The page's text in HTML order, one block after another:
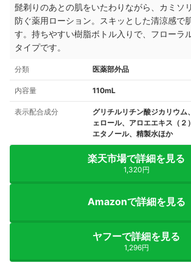
髭剃りのあとの肌をいたわりながら、カミソ
防ぐ薬用ローション。スキッとした清涼感で
す。持ちやすい樹脂ボトル入りで、フローラ
タイプです。
分類 医薬部外品
内容量 110mL
表示配合成分
グリチルリチン酸ジカリウ
ェロール、アロエエキス（２
エタノール、精製水ほか
楽天市場で詳細を見る
1,320円
Amazonで詳細を見る
ヤフーで詳細を見る
1,296円